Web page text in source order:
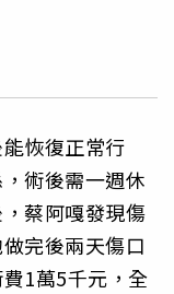
恢復正常行
術後需一週休
蔡阿嘎發現傷
完後兩天傷口
1萬5千元，全